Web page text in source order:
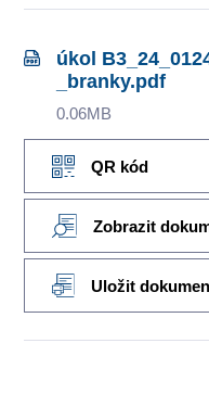
úkol
_branky.pdf
0.06MB
QR kód
Zobrazit
Uložit